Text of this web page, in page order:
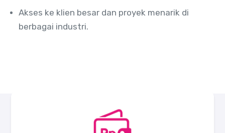
Akses ke klien besar dan proyek menarik di
berbagai industri.